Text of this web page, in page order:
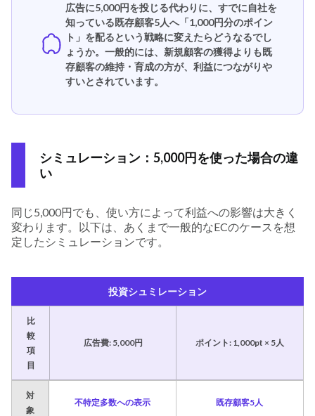
広告に5,000円を投じる代わりに、すでに自社を
知っている既存顧客5人へ「1,000円分のポイン
ト」を配るという戦略に変えたらどうなるでし
ょうか。一般的には、新規顧客の獲得よりも既
存顧客の維持・育成の方が、利益につながりや
すいとされています。
シミュレーション：5,000円を使った場合の違
い
同じ5,000円でも、使い方によって利益への影響は大きく
変わります。以下は、あくまで一般的なECのケースを想
定したシミュレーションです。
投資シュミレーション
比
較
項
目
広告費: 5,000円 ポイント: 1,000pt × 5人
対
象
不特定多数への表示 既存顧客5人